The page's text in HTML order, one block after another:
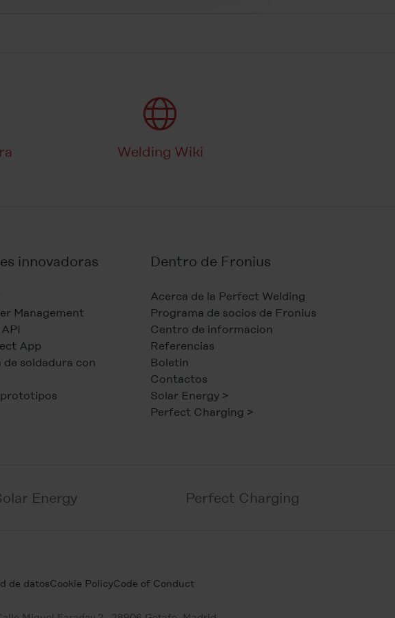
Welding Wiki
innovadoras
Management
App
de soldadura con
Dentro de Fronius
Acerca de la Perfect Welding
Programa de socios de Fronius
Centro de informacion
Referencias
Boletin
Contactos
Solar Energy >
Perfect Charging >
Energy Perfect Charging
de datosCookie PolicyCode of Conduct